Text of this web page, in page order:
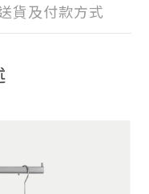
貨及付款方式